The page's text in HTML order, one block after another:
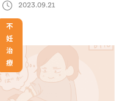
2023.09.21
不
妊
治
療